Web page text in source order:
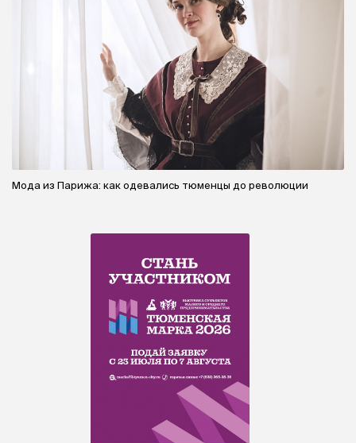
Мода из Парижа: как одевались тюменцы до революции